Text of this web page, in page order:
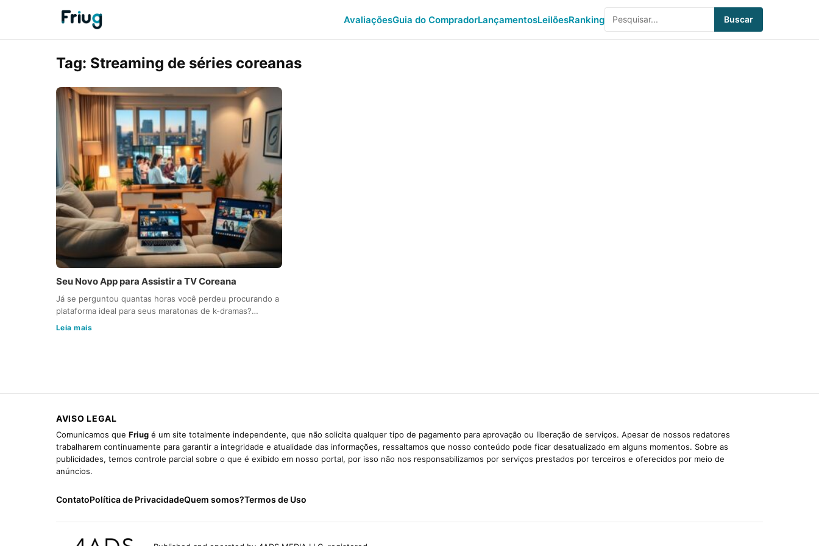
AvaliaçõesGuia do CompradorLançamentosLeilõesRanking Buscar
Tag: Streaming de séries coreanas
Seu Novo App para Assistir a TV Coreana
Já se perguntou quantas horas você perdeu procurando a
plataforma ideal para seus maratonas de k-dramas?…
Leia mais
AVISO LEGAL
Comunicamos que Friug é um site totalmente independente, que não solicita qualquer tipo de pagamento para aprovação ou liberação de serviços. Apesar de nossos redatores
trabalharem continuamente para garantir a integridade e atualidade das informações, ressaltamos que nosso conteúdo pode ficar desatualizado em alguns momentos. Sobre as
publicidades, temos controle parcial sobre o que é exibido em nosso portal, por isso não nos responsabilizamos por serviços prestados por terceiros e oferecidos por meio de
anúncios.
ContatoPolítica de PrivacidadeQuem somos?Termos de Uso